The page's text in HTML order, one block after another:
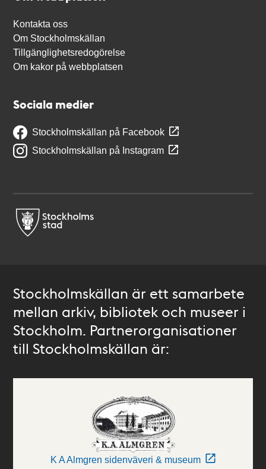
Kontakta oss
Om Stockholmskällan
Tillgänglighetsredogörelse
Om kakor på webbplatsen
Sociala medier
Stockholmskällan på Facebook
Stockholmskällan på Instagram
Stockholmskällan är ett samarbete
mellan arkiv, bibliotek och museer i
Stockholm. Partnerorganisationer
till Stockholmskällan är:
K A Almgren sidenväveri & museum